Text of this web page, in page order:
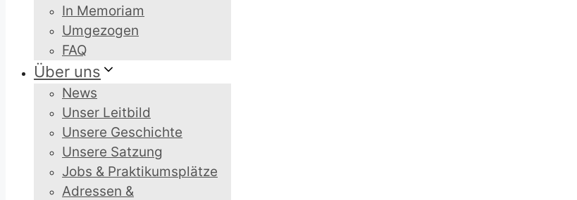
In Memoriam
Umgezogen
FAQ
Über uns
News
Unser Leitbild
Unsere Geschichte
Unsere Satzung
Jobs & Praktikumsplätze
Adressen &